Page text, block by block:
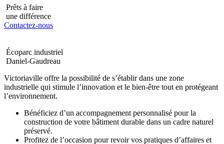
Prêts à faire
une différence
Contactez-nous
Écoparc industriel
Daniel-Gaudreau
Victoriaville offre la possibilité de s’établir dans une zone
industrielle qui stimule l’innovation et le bien-être tout en protégeant
l’environnement.
Bénéficiez d’un accompagnement personnalisé pour la
construction de votre bâtiment durable dans un cadre naturel
préservé.
Profitez de l’occasion pour revoir vos pratiques d’affaires et